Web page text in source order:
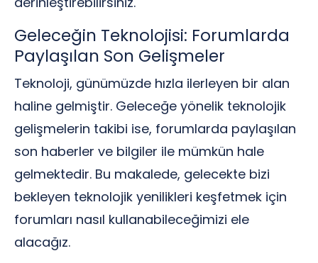
Geleceğin Teknolojisi: Forumlarda
Paylaşılan Son Gelişmeler
Teknoloji, günümüzde hızla ilerleyen bir alan
haline gelmiştir. Geleceğe yönelik teknolojik
gelişmelerin takibi ise, forumlarda paylaşılan
son haberler ve bilgiler ile mümkün hale
gelmektedir. Bu makalede, gelecekte bizi
bekleyen teknolojik yenilikleri keşfetmek için
forumları nasıl kullanabileceğimizi ele
alacağız.